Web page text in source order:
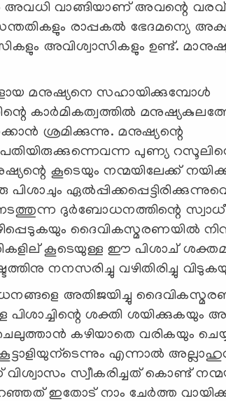
അവധി വാങ്ങിയാണ് അവന്റെ
രാപ്പകല്‍ ഭേദമന്യെ
അവിശ്വാസികളും ഉണ്ട്.
മനുഷ്യനെ സഹായിക്കുമ്പോള്‍
കാര്‍മികത്വത്തില്‍
ശ്രമിക്കുന്നു. മനുഷ്യന്റെ
പതിയിരുക്കുന്നെവന്ന പുണ്യ
കൂടെയും നന്മയിലേക്ക്
ദുര്‍ബോധനത്തിന്റെ
ദൈവികസ്മരണയില്‍
കൂടെയുള്ള ഈ പിശാച്
നനസരിച്ചു വഴിതിരിച്ചു
അതിജയിച്ചു
പിശാച്ചിന്റെ ശക്തി
കഴിയാതെ വരികയും
എന്നാല്‍
സ്വീകരിച്ചത്‌ കൊണ്ട്
ഇതോട് നാം ചേര്‍ത്ത